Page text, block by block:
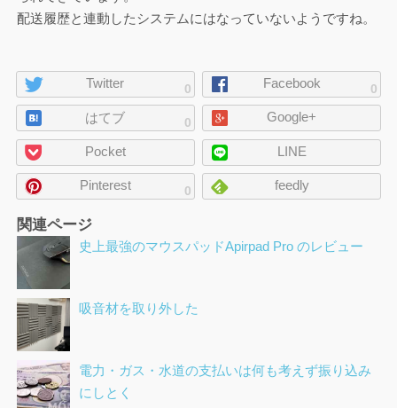
配送履歴と連動したシステムにはなっていないようですね。
ペ
ー
ジ
の
シ
ェ
0
Twitter 0
Facebook
0
はてブ Google+
Pocket LINE
0
Pinterest feedly
関連ページ
史上最強のマウスパッドApirpad Pro のレビュー
吸音材を取り外した
電力・ガス・水道の支払いは何も考えず振り込み
にしとく